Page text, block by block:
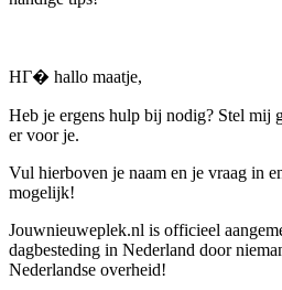
HГ� hallo maatje,
Heb je ergens hulp bij nodig? Stel mij
er voor je.
Vul hierboven je naam en je vraag in
mogelijk!
Jouwnieuweplek.nl is officieel
dagbesteding in Nederland door
Nederlandse overheid!